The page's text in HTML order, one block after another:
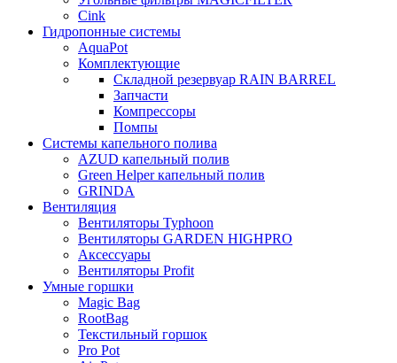
Cink
Гидропонные системы
AquaPot
Комплектующие
Складной резервуар RAIN BARREL
Запчасти
Компрессоры
Помпы
Системы капельного полива
AZUD капельный полив
Green Helper капельный полив
GRINDA
Вентиляция
Вентиляторы Typhoon
Вентиляторы GARDEN HIGHPRO
Аксессуары
Вентиляторы Profit
Умные горшки
Magic Bag
RootBag
Текстильный горшок
Pro Pot